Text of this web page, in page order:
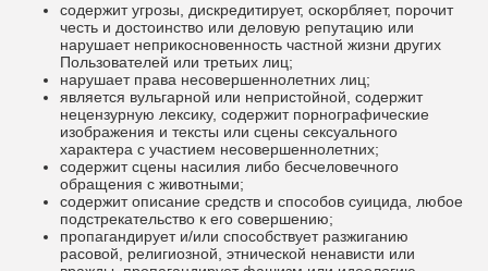
содержит угрозы, дискредитирует, оскорбляет, порочит
честь и достоинство или деловую репутацию или
нарушает неприкосновенность частной жизни других
Пользователей или третьих лиц;
нарушает права несовершеннолетних лиц;
является вульгарной или непристойной, содержит
нецензурную лексику, содержит порнографические
изображения и тексты или сцены сексуального
характера с участием несовершеннолетних;
содержит сцены насилия либо бесчеловечного
обращения с животными;
содержит описание средств и способов суицида, любое
подстрекательство к его совершению;
пропагандирует и/или способствует разжиганию
расовой, религиозной, этнической ненависти или